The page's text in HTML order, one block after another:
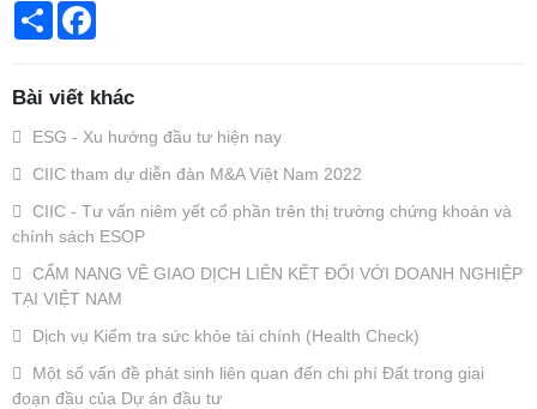
Dịch vụ Kế
toán
Quà tặng
Phân tích
của CIIC
Cẩm nang
phân tích,
Chia
sẻ
Bài viết khác
ESG - Xu hướng đầu tư hiện nay
CIIC tham dự diễn đàn M&A Việt Nam 2022
CIIC - Tư vấn niêm yết cổ phần trên thị trường chứng khoán và
chính sách ESOP
CẨM NANG VỀ GIAO DỊCH LIÊN KẾT ĐỐI VỚI DOANH NGHIỆP
TẠI VIỆT NAM
Dịch vụ Kiểm tra sức khỏe tài chính (Health Check)
Một số vấn đề phát sinh liên quan đến chi phí Đất trong giai
đoạn đầu của Dự án đầu tư